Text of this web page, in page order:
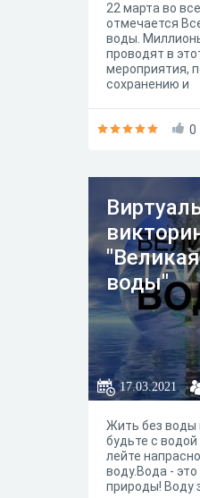
22 марта во
отмечается
воды.
проводят в
мероприятия,
сохранению и
один день в
вопросы и
водой дома, в
время поездок
0
воды"
17.03.2021
Жить без воды
будьте с
лейте
воду.Вода -
природы! Воду